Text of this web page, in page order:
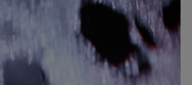
Drittanbieters zur interaktiven